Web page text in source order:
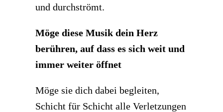
und durchströmt.
Möge diese Musik dein Herz
berühren, auf dass es sich weit und
immer weiter öffnet
Möge sie dich dabei begleiten,
Schicht für Schicht alle Verletzungen